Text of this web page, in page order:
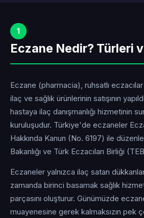
1
Eczane Nedir? Türleri
Eczane (pharmacia), ruhsatlı
ilaç ve sağlık ürünlerinin satışının
hastaya ilaç danışmanlığı hizmetinin
kuruluşudur. Türkiye'de eczaneler
Hakkında Kanun (No. 6197) ile
Bakanlığı ve Türk Eczacıları Birliği
Eczaneler yalnızca ilaç satan
zamanda birinci basamak sağlık
parçasını oluşturur. Günümüzde
muayenesine gerek kalmaksızın pek